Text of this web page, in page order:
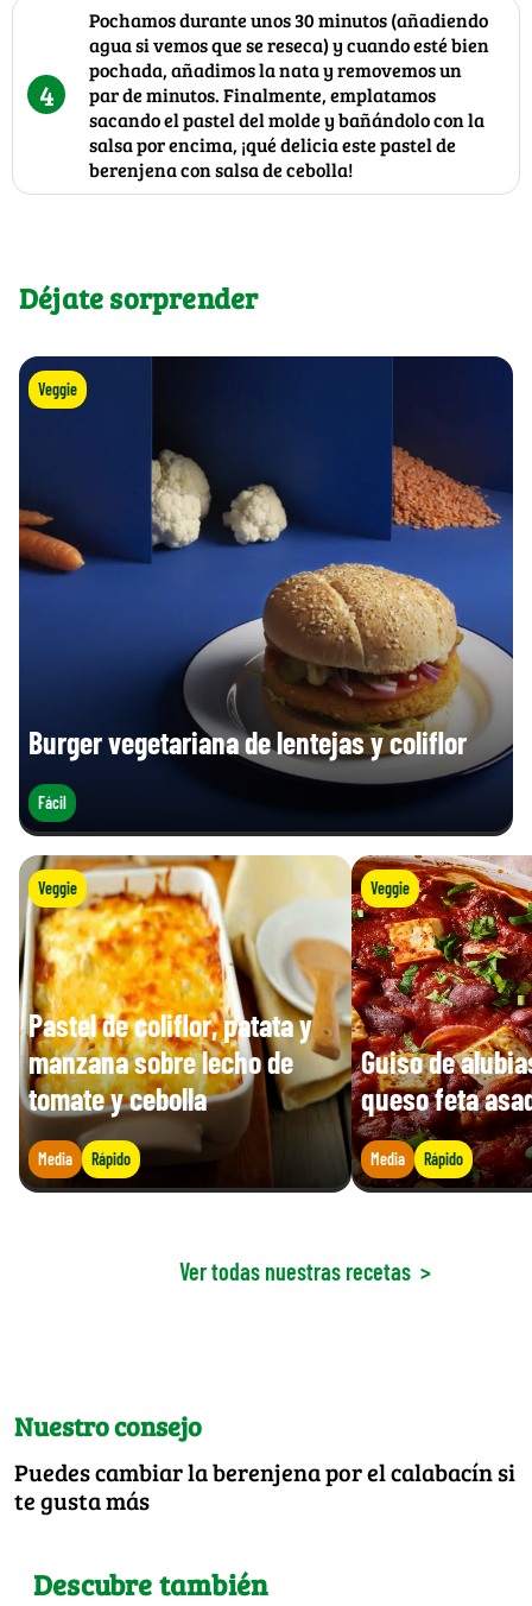
4
Pochamos durante unos 30 minutos (añadiendo
agua si vemos que se reseca) y cuando esté bien
pochada, añadimos la nata y removemos un
par de minutos. Finalmente, emplatamos
sacando el pastel del molde y bañándolo con la
salsa por encima, ¡qué delicia este pastel de
berenjena con salsa de cebolla!
Déjate sorprender
Veggie
Burger vegetariana de lentejas y coliflor
Fácil
Veggie
Pastel de coliflor, patata y
manzana sobre lecho de
tomate y cebolla
Media Rápido
Veggie
Guiso de
queso feta
Media Rápido
Ver todas nuestras recetas >
Nuestro consejo
Puedes cambiar la berenjena por el calabacín si
te gusta más
Descubre también